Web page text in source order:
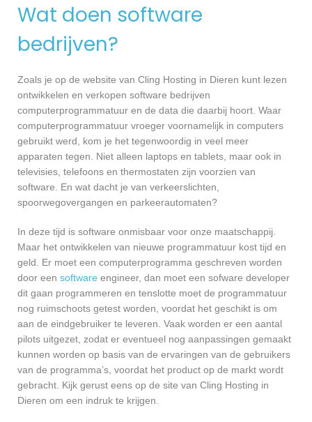
Wat doen software
bedrijven?
Zoals je op de website van Cling Hosting in Dieren kunt lezen
ontwikkelen en verkopen software bedrijven
computerprogrammatuur en de data die daarbij hoort. Waar
computerprogrammatuur vroeger voornamelijk in computers
gebruikt werd, kom je het tegenwoordig in veel meer
apparaten tegen. Niet alleen laptops en tablets, maar ook in
televisies, telefoons en thermostaten zijn voorzien van
software. En wat dacht je van verkeerslichten,
spoorwegovergangen en parkeerautomaten?
In deze tijd is software onmisbaar voor onze maatschappij.
Maar het ontwikkelen van nieuwe programmatuur kost tijd en
geld. Er moet een computerprogramma geschreven worden
door een software engineer, dan moet een sofware developer
dit gaan programmeren en tenslotte moet de programmatuur
nog ruimschoots getest worden, voordat het geschikt is om
aan de eindgebruiker te leveren. Vaak worden er een aantal
pilots uitgezet, zodat er eventueel nog aanpassingen gemaakt
kunnen worden op basis van de ervaringen van de gebruikers
van de programma’s, voordat het product op de markt wordt
gebracht. Kijk gerust eens op de site van Cling Hosting in
Dieren om een indruk te krijgen.